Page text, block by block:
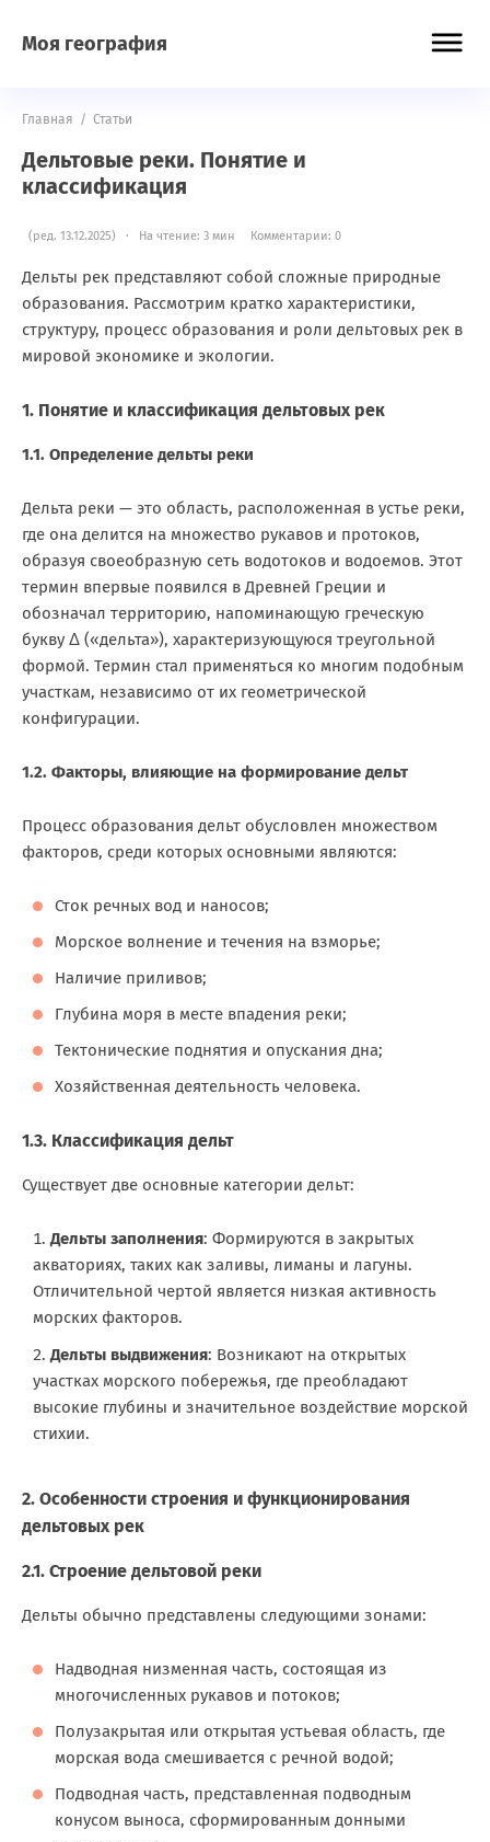
Моя география
Главная / Статьи
Дельтовые реки. Понятие и
классификация
(ред. 13.12.2025) · На чтение: 3 мин Комментарии: 0
Дельты рек представляют собой сложные природные
образования. Рассмотрим кратко характеристики,
структуру, процесс образования и роли дельтовых рек в
мировой экономике и экологии.
1. Понятие и классификация дельтовых рек
1.1. Определение дельты реки
Дельта реки — это область, расположенная в устье реки,
где она делится на множество рукавов и протоков,
образуя своеобразную сеть водотоков и водоемов. Этот
термин впервые появился в Древней Греции и
обозначал территорию, напоминающую греческую
букву Δ («дельта»), характеризующуюся треугольной
формой. Термин стал применяться ко многим подобным
участкам, независимо от их геометрической
конфигурации.
1.2. Факторы, влияющие на формирование дельт
Процесс образования дельт обусловлен множеством
факторов, среди которых основными являются:
Сток речных вод и наносов;
Морское волнение и течения на взморье;
Наличие приливов;
Глубина моря в месте впадения реки;
Тектонические поднятия и опускания дна;
Хозяйственная деятельность человека.
1.3. Классификация дельт
Существует две основные категории дельт:
Дельты заполнения: Формируются в закрытых
акваториях, таких как заливы, лиманы и лагуны.
Отличительной чертой является низкая активность
морских факторов.
Дельты выдвижения: Возникают на открытых
участках морского побережья, где преобладают
высокие глубины и значительное воздействие морской
стихии.
2. Особенности строения и функционирования
дельтовых рек
2.1. Строение дельтовой реки
Дельты обычно представлены следующими зонами:
Надводная низменная часть, состоящая из
многочисленных рукавов и потоков;
Полузакрытая или открытая устьевая область, где
морская вода смешивается с речной водой;
Подводная часть, представленная подводным
конусом выноса, сформированным донными